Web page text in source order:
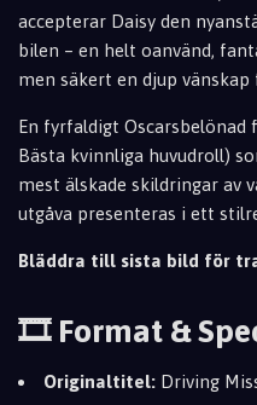
accepterar Daisy den
bilen – en helt oanvänd,
men säkert en djup vänskap
En fyrfaldigt
Bästa kvinnliga huvudroll)
mest älskade skildringar av
utgåva presenteras i ett
Bläddra till sista bild för
🎞️ Format &
Originaltitel: Driving